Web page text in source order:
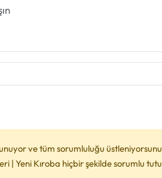
ve tüm sorumluluğu
| Yeni Kıroba hiçbir şekilde sorumlu